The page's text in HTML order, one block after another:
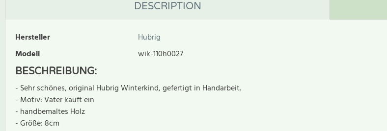
DESCRIPTION
Hersteller
Hubrig
Modell
wik-110h0027
BESCHREIBUNG:
- Sehr schönes, original Hubrig Winterkind, gefertigt in Handarbeit.
- Motiv: Vater kauft ein
- handbemaltes Holz
- Größe: 8cm